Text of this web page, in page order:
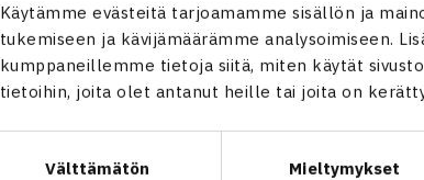
Käytämme evästeitä tarjoamamme sisällön ja
tukemiseen ja kävijämäärämme analysoimiseen.
kumppaneillemme tietoja siitä, miten käytät
tietoihin, joita olet antanut heille tai joita on
Välttämätön Mieltymykset
Jaa: